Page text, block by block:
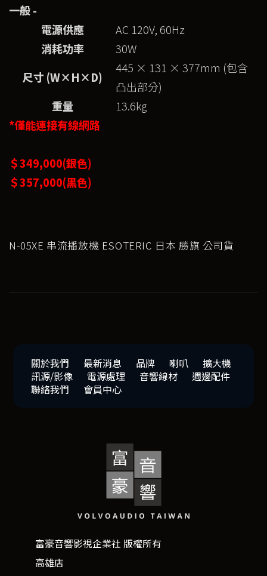
一般 -
電源供應
AC 120V, 60Hz
消耗功率
30W
尺寸 (W×H×D)
445 × 131 × 377mm (包含
凸出部分)
重量
13.6kg
*僅能連接有線網路
＄349,000(銀色)
＄357,000(黑色)
N-05XE 串流播放機 ESOTERIC 日本 勝旗 公司貨
關於我們 最新消息 品牌 喇叭
擴大機
訊源/影像
電源處理 音響線材
週邊配件
聯絡我們
會員中心
富豪音響影視企業社 版權所有
高雄店